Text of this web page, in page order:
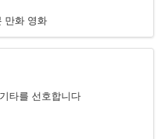
만화 영화
타를 선호합니다